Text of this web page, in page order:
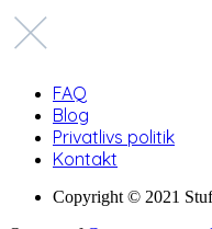
FAQ
Blog
Privatlivs politik
Kontakt
Copyright © 2021